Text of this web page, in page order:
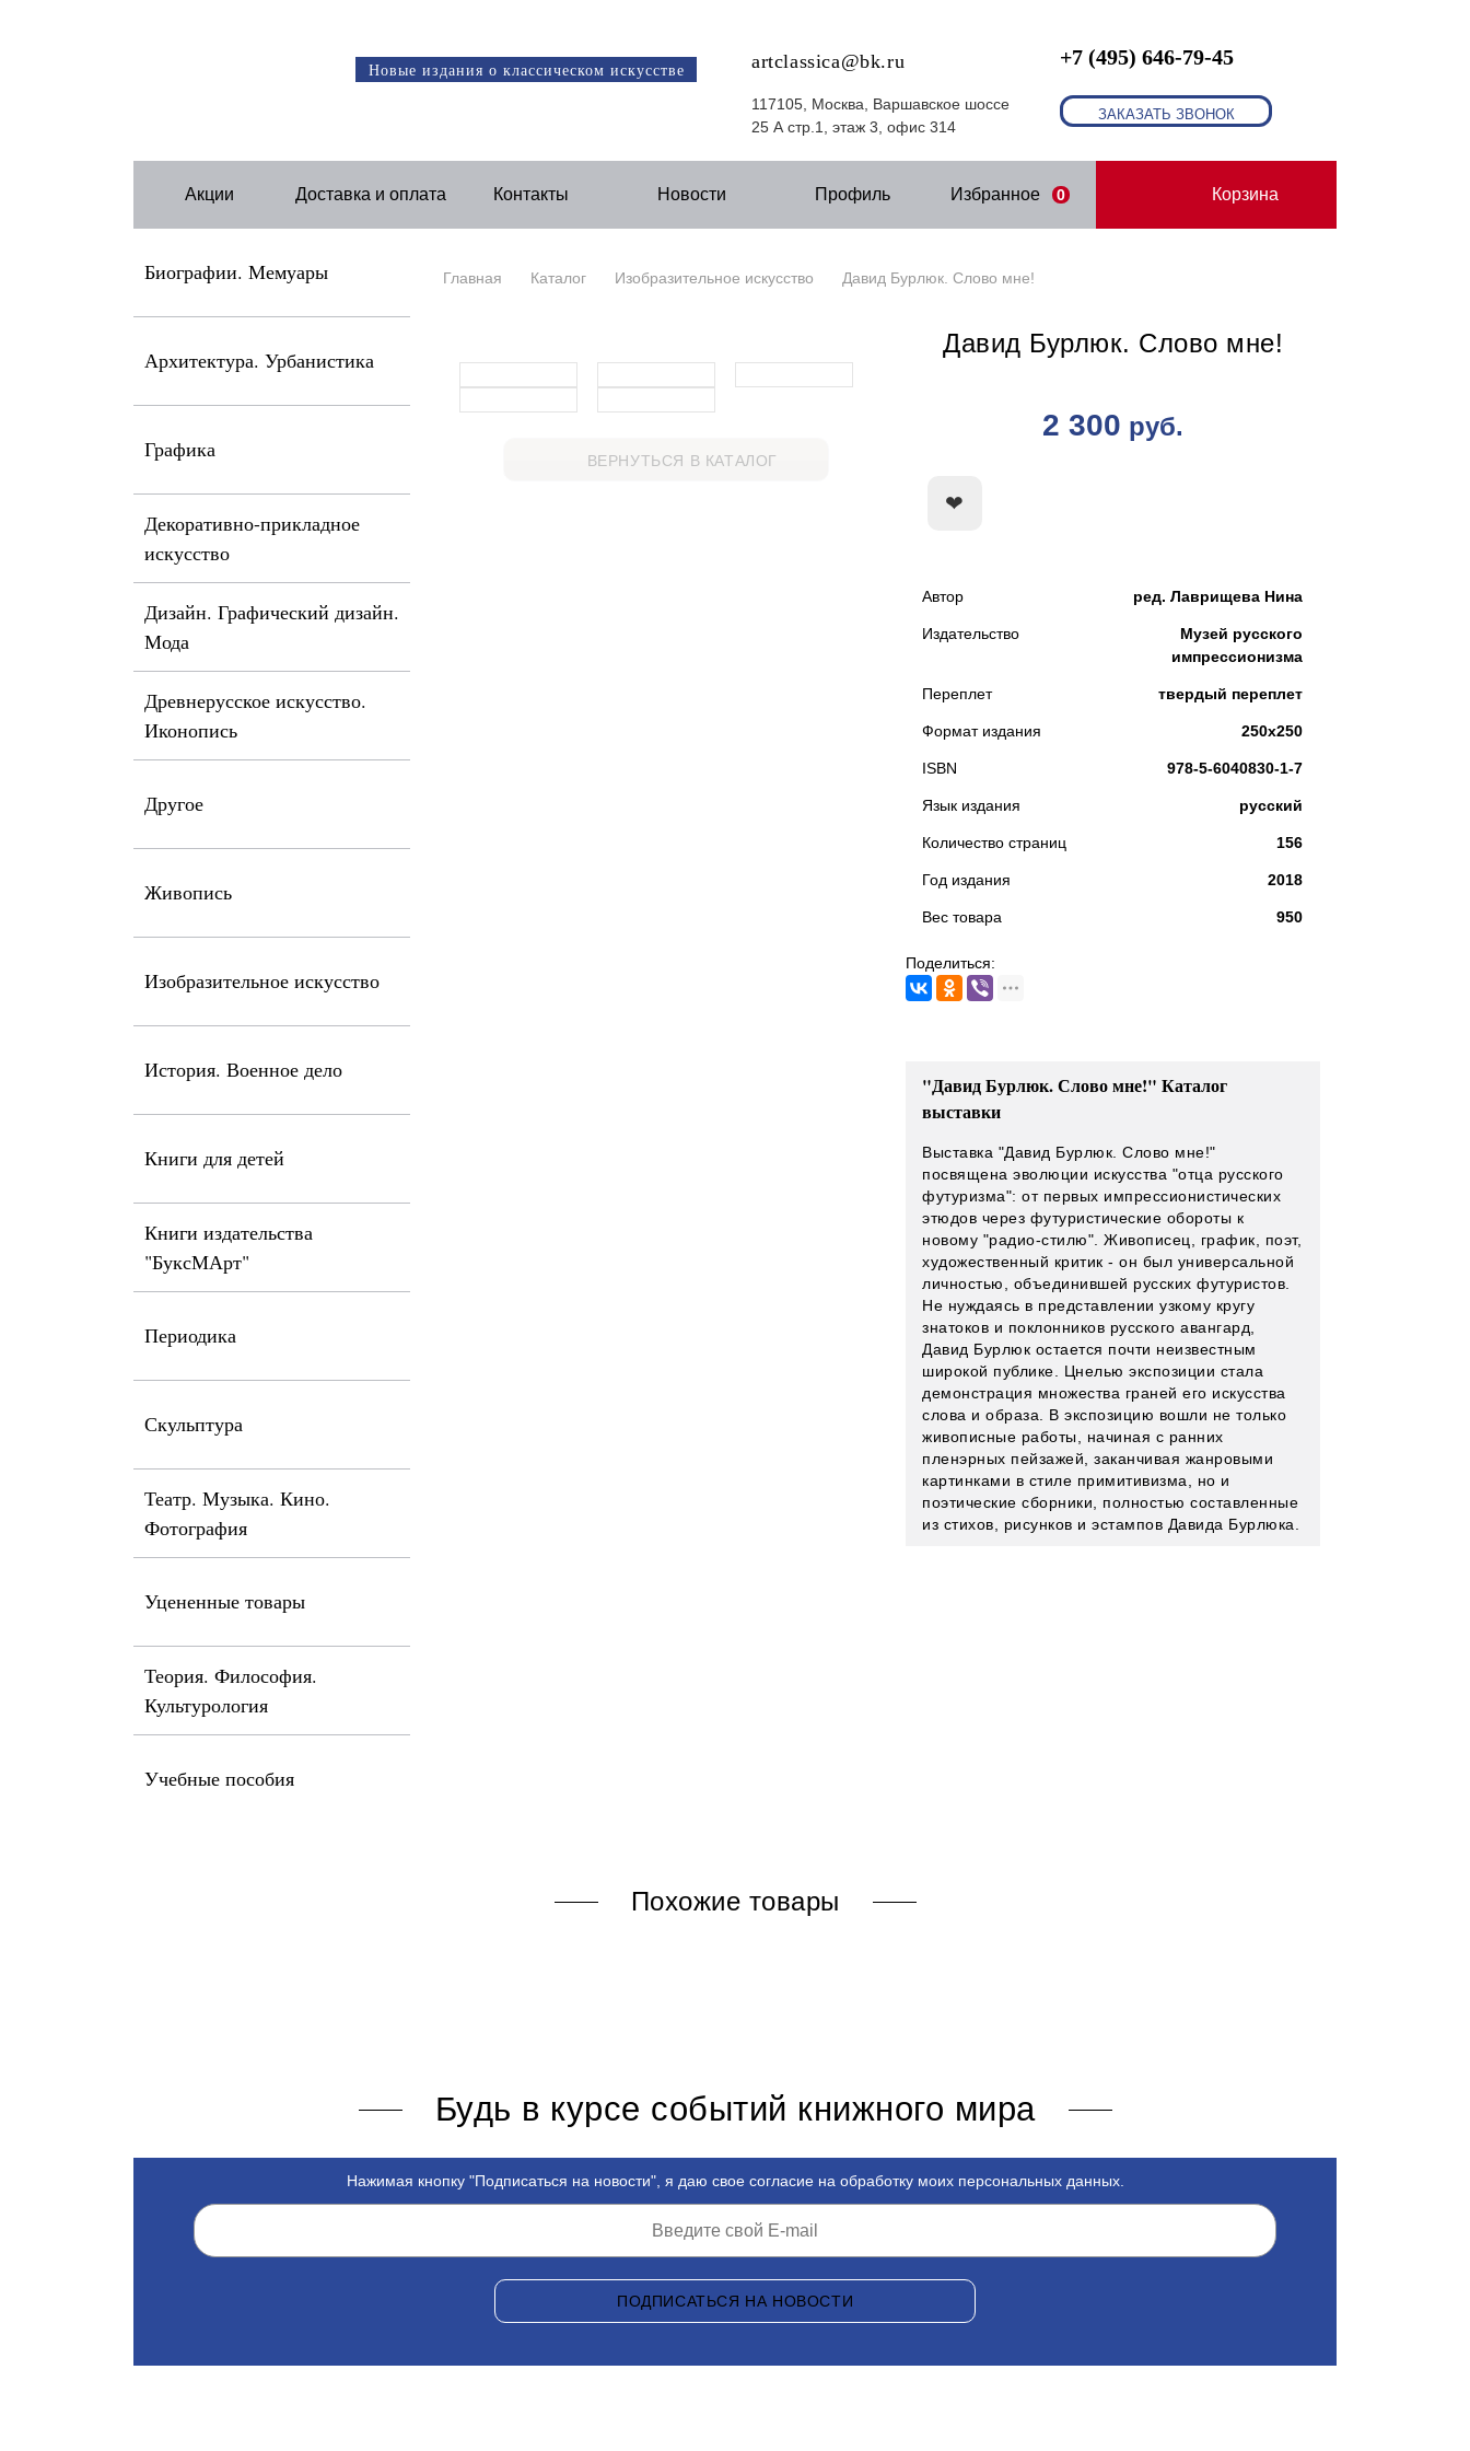
Новые издания о классическом искусстве artclassica@bk.ru
117105, Москва, Варшавское шоссе
25 А стр.1, этаж 3, офис 314
+7 (495) 646-79-45
ЗАКАЗАТЬ ЗВОНОК
Акции Доставка и оплата Контакты Новости Профиль Избранное 0 Корзина
Биографии. Мемуары
Архитектура. Урбанистика
Графика
Декоративно-прикладное
искусство
Дизайн. Графический дизайн.
Мода
Древнерусское искусство.
Иконопись
Другое
Живопись
Изобразительное искусство
История. Военное дело
Книги для детей
Книги издательства
"БуксМАрт"
Периодика
Скульптура
Театр. Музыка. Кино.
Фотография
Уцененные товары
Теория. Философия.
Культурология
Учебные пособия
Главная Каталог Изобразительное искусство Давид Бурлюк. Слово мне!
ВЕРНУТЬСЯ В КАТАЛОГ
Давид Бурлюк. Слово мне!
2 300 руб.
Автор ред. Лаврищева Нина
Издательство
Музей русского
импрессионизма
Переплет твердый переплет
Формат издания 250х250
ISBN 978-5-6040830-1-7
Язык издания русский
Количество страниц 156
Год издания 2018
Вес товара 950
Поделиться:
"Давид Бурлюк. Слово мне!" Каталог
выставки
Выставка "Давид Бурлюк. Слово мне!"
посвящена эволюции искусства "отца русского
футуризма": от первых импрессионистических
этюдов через футуристические обороты к
новому "радио-стилю". Живописец, график, поэт,
художественный критик - он был универсальной
личностью, объединившей русских футуристов.
Не нуждаясь в представлении узкому кругу
знатоков и поклонников русского авангард,
Давид Бурлюк остается почти неизвестным
широкой публике. Цнелью экспозиции стала
демонстрация множества граней его искусства
слова и образа. В экспозицию вошли не только
живописные работы, начиная с ранних
пленэрных пейзажей, заканчивая жанровыми
картинками в стиле примитивизма, но и
поэтические сборники, полностью составленные
из стихов, рисунков и эстампов Давида Бурлюка.
Похожие товары
Будь в курсе событий книжного мира
Нажимая кнопку "Подписаться на новости", я даю свое согласие на обработку моих персональных данных.
ПОДПИСАТЬСЯ НА НОВОСТИ